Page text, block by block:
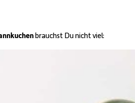
brauchst Du nicht viel: